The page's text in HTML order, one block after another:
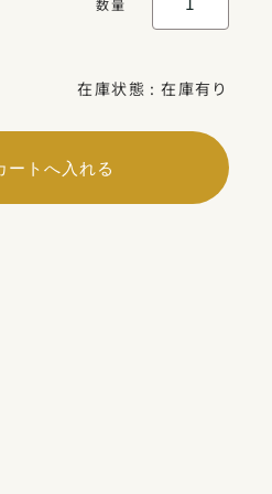
在庫状態 : 在庫有り
数量